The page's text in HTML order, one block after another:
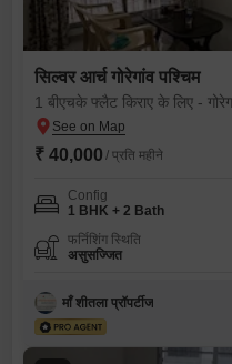
सिल्वर आर्च गोरेगांव पश्चिम
1 बीएचके फ्लैट किराए के लिए -
₹ 40,000 / प्रति महीने
Config
1 BHK + 2 Bath
फर्निशिंग स्थिति
असुसज्जित
माँ शीतला प्रॉपर्टीज